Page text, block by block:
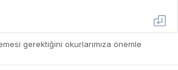
gerektiğini okurlarımıza önemle